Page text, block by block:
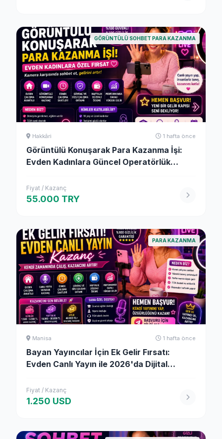
GÖRÜNTÜLÜ SOHBET PARA KAZANMA
Hakkâri 1 hafta önce
Görüntülü Konuşarak Para Kazanma İşi:
Evden Kadınlara Güncel Operatörlük
Fiyat / Kazanç
55.000 TRY
PARA KAZANMA
Manisa 1 hafta önce
Bayan Yayıncılar İçin Ek Gelir Fırsatı:
Evden Canlı Yayın ile 2026'da Dijital
Fiyat / Kazanç
1.250 USD